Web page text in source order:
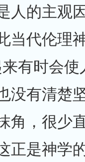
人的主观
当代伦理
有时会使
没有清楚
角，很少
正是神学